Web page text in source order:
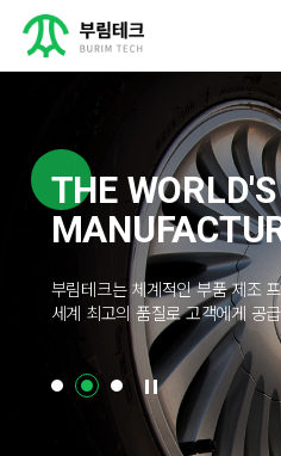
THE
부림테크는 체계적인 부품 제조
세계 최고의 품질로 고객에게 공
THE
부림테크는 체계적인 부품 제조
세계 최고의 품질로 고객에게 공